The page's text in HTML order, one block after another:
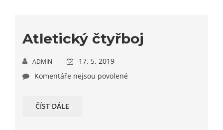
Atletický čtyřboj
ADMIN
17. 5. 2019
Komentáře nejsou povolené
ČÍST DÁLE